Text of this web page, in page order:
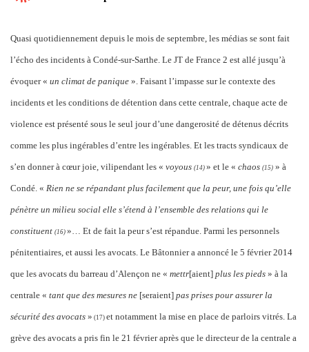
Quasi quotidiennement depuis le mois de septembre, les médias se sont fait
l’écho des incidents à Condé-sur-Sarthe. Le JT de France 2 est allé jusqu’à
évoquer « un climat de panique ». Faisant l’impasse sur le contexte des
incidents et les conditions de détention dans cette centrale, chaque acte de
violence est présenté sous le seul jour d’une dangerosité de détenus décrits
comme les plus ingérables d’entre les ingérables. Et les tracts syndicaux de
s’en donner à cœur joie, vilipendant les « voyous (14) » et le « chaos (15) » à
Condé. « Rien ne se répandant plus facilement que la peur, une fois qu’elle
pénètre un milieu social elle s’étend à l’ensemble des relations qui le
constituent (16) »… Et de fait la peur s’est répandue. Parmi les personnels
pénitentiaires, et aussi les avocats. Le Bâtonnier a annoncé le 5 février 2014
que les avocats du barreau d’Alençon ne « mettr[aient] plus les pieds » à la
centrale « tant que des mesures ne [seraient] pas prises pour assurer la
sécurité des avocats » (17) et notamment la mise en place de parloirs vitrés. La
grève des avocats a pris fin le 21 février après que le directeur de la centrale a